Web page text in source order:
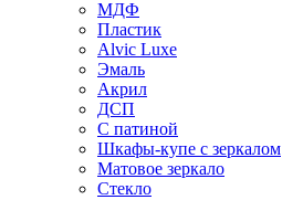
МДФ
Пластик
Alvic Luxe
Эмаль
Акрил
ДСП
С патиной
Шкафы-купе с зеркалом
Матовое зеркало
Стекло